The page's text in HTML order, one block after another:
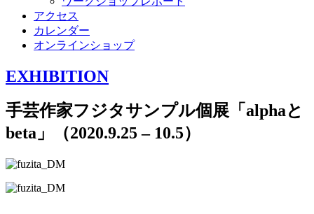
アクセス
カレンダー
オンラインショップ
EXHIBITION
手芸作家フジタサンプル個展「alphaと
beta」（2020.9.25 – 10.5）